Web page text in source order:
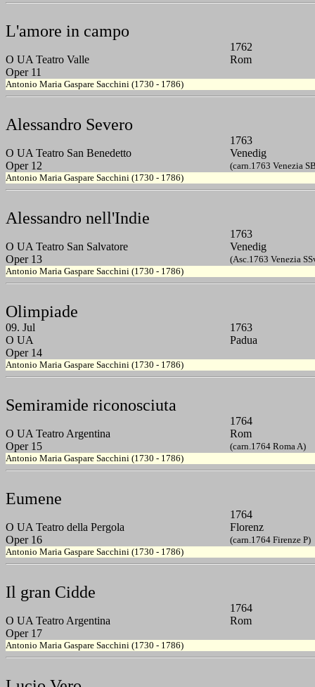
L'amore in campo
1762
O UA Teatro Valle
Rom
Oper 11
Antonio Maria Gaspare Sacchini (1730 - 1786)
Alessandro Severo
1763
O UA Teatro San Benedetto
Venedig
Oper 12
(carn.1763 Venezia
Antonio Maria Gaspare Sacchini (1730 - 1786)
Alessandro nell'Indie
1763
O UA Teatro San Salvatore
Venedig
Oper 13
(Asc.1763 Venezia
Antonio Maria Gaspare Sacchini (1730 - 1786)
Olimpiade
09. Jul
1763
O UA
Padua
Oper 14
Antonio Maria Gaspare Sacchini (1730 - 1786)
Semiramide riconosciuta
1764
O UA Teatro Argentina
Rom
Oper 15
(carn.1764 Roma A)
Antonio Maria Gaspare Sacchini (1730 - 1786)
Eumene
1764
O UA Teatro della Pergola
Florenz
Oper 16
(carn.1764 Firenze P)
Antonio Maria Gaspare Sacchini (1730 - 1786)
Il gran Cidde
1764
O UA Teatro Argentina
Rom
Oper 17
Antonio Maria Gaspare Sacchini (1730 - 1786)